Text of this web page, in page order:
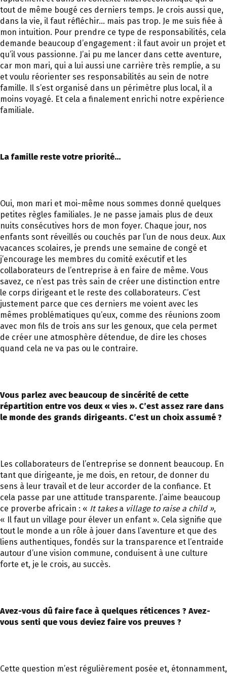
tout de même bougé ces derniers temps. Je crois aussi que,
dans la vie, il faut réfléchir… mais pas trop. Je me suis fiée à
mon intuition. Pour prendre ce type de responsabilités, cela
demande beaucoup d’engagement : il faut avoir un projet et
qu’il vous passionne. J’ai pu me lancer dans cette aventure,
car mon mari, qui a lui aussi une carrière très remplie, a su
et voulu réorienter ses responsabilités au sein de notre
famille. Il s’est organisé dans un périmètre plus local, il a
moins voyagé. Et cela a finalement enrichi notre expérience
familiale.
La famille reste votre priorité…
Oui, mon mari et moi-même nous sommes donné quelques
petites règles familiales. Je ne passe jamais plus de deux
nuits consécutives hors de mon foyer. Chaque jour, nos
enfants sont réveillés ou couchés par l’un de nous deux. Aux
vacances scolaires, je prends une semaine de congé et
j’encourage les membres du comité exécutif et les
collaborateurs de l’entreprise à en faire de même. Vous
savez, ce n’est pas très sain de créer une distinction entre
le corps dirigeant et le reste des collaborateurs. C’est
justement parce que ces derniers me voient avec les
mêmes problématiques qu’eux, comme des réunions zoom
avec mon fils de trois ans sur les genoux, que cela permet
de créer une atmosphère détendue, de dire les choses
quand cela ne va pas ou le contraire.
Vous parlez avec beaucoup de sincérité de cette
répartition entre vos deux « vies ». C’est assez rare dans
le monde des grands dirigeants. C’est un choix assumé ?
Les collaborateurs de l’entreprise se donnent beaucoup. En
tant que dirigeante, je me dois, en retour, de donner du
sens à leur travail et de leur accorder de la confiance. Et
cela passe par une attitude transparente. J’aime beaucoup
ce proverbe africain : « It takesa village to raise a child »,
« Il faut un village pour élever un enfant ». Cela signifie que
tout le monde a un rôle à jouer dans l’aventure et que des
liens authentiques, fondés sur la transparence et l’entraide
autour d’une vision commune, conduisent à une culture
forte et, je le crois, au succès.
Avez-vous dû faire face à quelques réticences ? Avez-
vous senti que vous deviez faire vos preuves ?
Cette question m’est régulièrement posée et, étonnamment,